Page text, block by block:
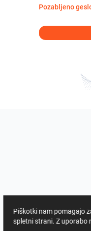
Pozabljeno
Piškotki nam pomagajo
spletni strani. Z uporabo